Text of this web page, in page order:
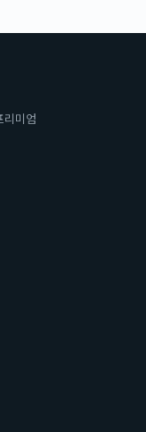
리미엄